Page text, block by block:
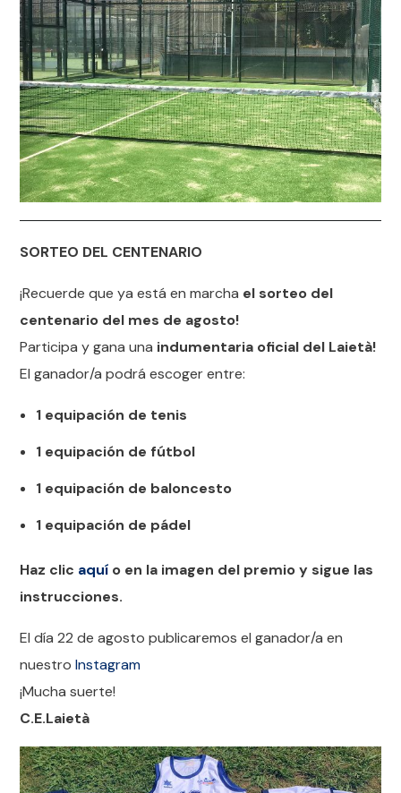
SORTEO DEL CENTENARIO
¡Recuerde que ya está en marcha el sorteo del
centenario del mes de agosto!
Participa y gana una indumentaria oficial del Laietà!
El ganador/a podrá escoger entre:
1 equipación de tenis
1 equipación de fútbol
1 equipación de baloncesto
1 equipación de pádel
Haz clic aquí o en la imagen del premio y sigue las
instrucciones.
El día 22 de agosto publicaremos el ganador/a en
nuestroInstagram
¡Mucha suerte!
C.E.Laietà